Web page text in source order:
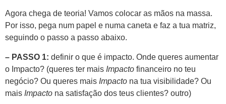
Agora chega de teoria! Vamos colocar as mãos na massa.
Por isso, pega num papel e numa caneta e faz a tua matriz,
seguindo o passo a passo abaixo.
– PASSO 1: definir o que é impacto. Onde queres aumentar
o Impacto? (queres ter mais Impacto financeiro no teu
negócio? Ou queres mais Impacto na tua visibilidade? Ou
mais Impacto na satisfação dos teus clientes? outro)